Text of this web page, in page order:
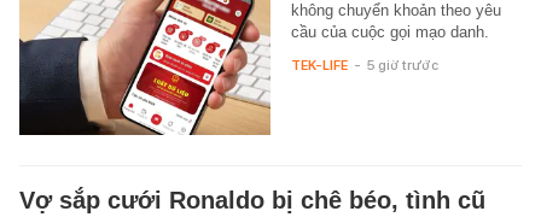
không chuyển khoản theo yêu
cầu của cuộc gọi mạo danh.
TEK-LIFE - 5 giờ trước
Vợ sắp cưới Ronaldo bị chê béo, tình cũ